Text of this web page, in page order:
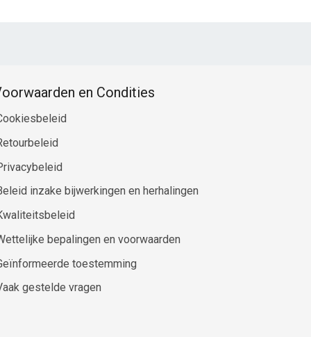
en Condities
inzake bijwerkingen en herhalingen
bepalingen en voorwaarden
toestemming
gestelde vragen